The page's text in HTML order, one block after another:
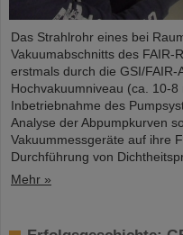
Das Strahlrohr eines bei
Vakuumabschnitts des FAIR-
erstmals durch die GSI/FAIR-
Hochvakuumniveau (ca. 10-
Inbetriebnahme des
Analyse der Abpumpkurven
Vakuummessgeräte auf ihre
Durchführung von
Mehr »